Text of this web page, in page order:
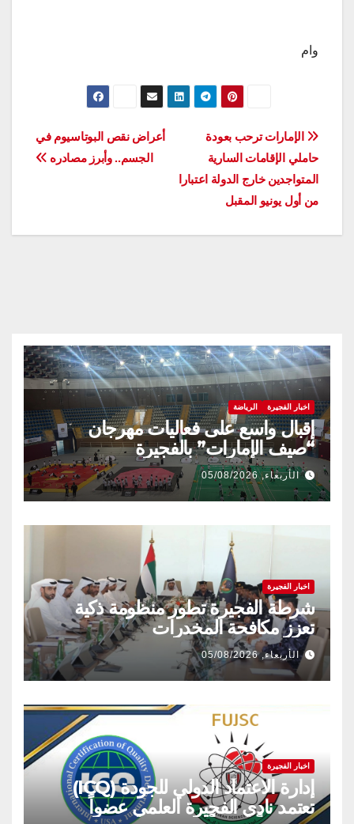
وام
تصفّح
المقالات
أعراض نقص البوتاسيوم في
الجسم.. وأبرز مصادره
الإمارات ترحب بعودة
حاملي الإقامات السارية
المتواجدين خارج الدولة اعتبارا
من أول يونيو المقبل
اخبار الفجيرة الرياضة
إقبال واسع على فعاليات مهرجان
“صيف الإمارات” بالفجيرة
الأربعاء, 05/08/2026
اخبار الفجيرة
شرطة الفجيرة تطور منظومة ذكية
تعزز مكافحة المخدرات
الأربعاء, 05/08/2026
اخبار الفجيرة
إدارة الاعتماد الدولي للجودة (ICQ)
تعتمد نادي الفجيرة العلمي عضواً